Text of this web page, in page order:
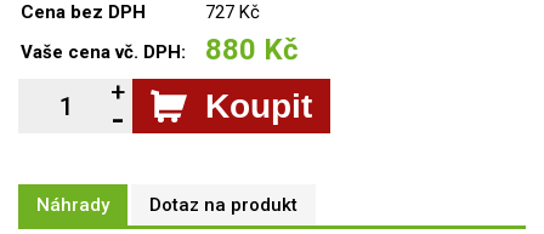
Cena bez DPH
727 Kč
Vaše cena vč. DPH:
880 Kč
Koupit
Náhrady Dotaz na produkt